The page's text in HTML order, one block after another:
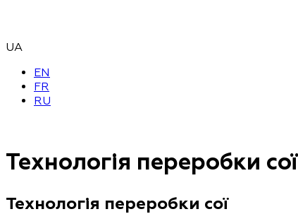
UA
EN
FR
RU
Технологія переробки сої
Технологія переробки сої